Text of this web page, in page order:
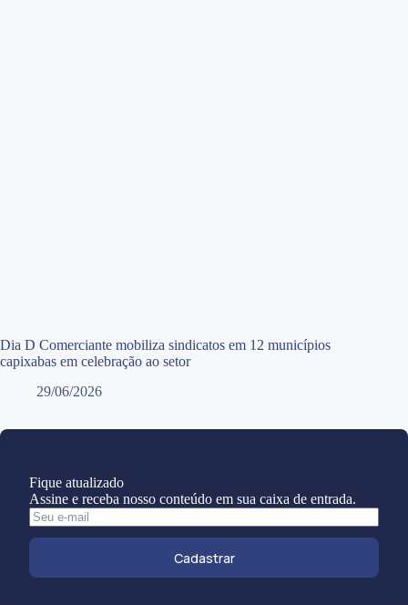
Dia D Comerciante mobiliza sindicatos em 12 municípios
capixabas em celebração ao setor
29/06/2026
Fique atualizado
Assine e receba nosso conteúdo em sua caixa de entrada.
Cadastrar